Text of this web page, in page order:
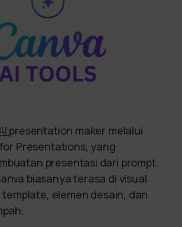
presentation maker melalui
Presentations, yang
presentasi dari prompt.
biasanya terasa di visual
elemen desain, dan